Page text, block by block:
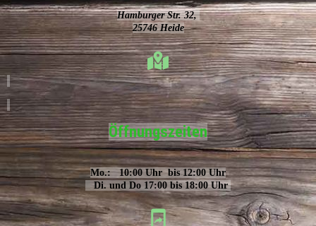
Hamburger Str. 32,
25746 Heide
Öffnungszeiten
Mo.: 10:00 Uhr bis 12:00 Uhr
Di. und Do 17:00 bis 18:00 Uhr